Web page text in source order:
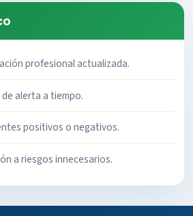
profesional actualizada.
alerta a tiempo.
positivos o negativos.
a riesgos innecesarios.